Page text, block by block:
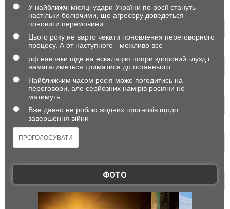
У найближчі місяці удари України по росії стануть
настільки болючими, що агресору доведеться
поновити перемовини
Цього року не варто чекати поновлення переговорного
процесу. А от наступного - можливо все
рф навпаки піде на ескалацію попри здоровий глузд і
намагатиметься триматися до останнього
Найближчим часом росія може погодитись на
переговори, але серйозних намірів росіяни не
матимуть
Вже давно не роблю жодних прогнозів щодо
завершення війни
ФОТО